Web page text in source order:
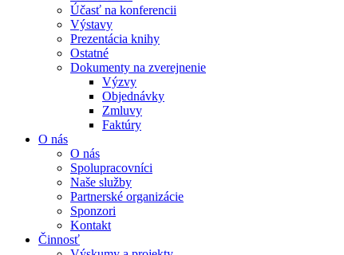
Účasť na konferencii
Výstavy
Prezentácia knihy
Ostatné
Dokumenty na zverejnenie
Výzvy
Objednávky
Zmluvy
Faktúry
O nás
O nás
Spolupracovníci
Naše služby
Partnerské organizácie
Sponzori
Kontakt
Činnosť